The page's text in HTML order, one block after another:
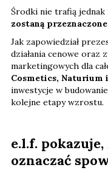
Środki nie trafią jednak
zostaną
Jak zapowiedział
działania cenowe oraz
marketingowych dla
Cosmetics, Naturium
inwestycje w
kolejne etapy wzrostu.
e.l.f.
oznaczać